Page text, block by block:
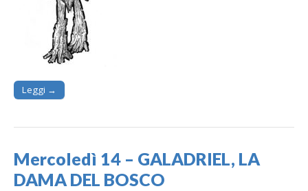
Leggi →
Mercoledì 14 – GALADRIEL, LA
DAMA DEL BOSCO